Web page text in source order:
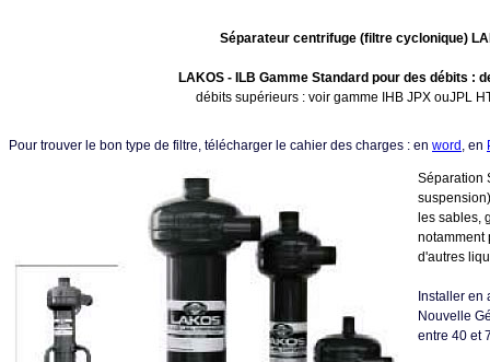
Séparateur centrifuge (filtre cyclonique)
LAKOS - ILB Gamme Standard pour des débits :
débits supérieurs : voir gamme IHB JPX ouJPL
Pour trouver le bon type de filtre, télécharger le cahier des charges : en word , en
Séparation
les sables,
notamment
d'autres
Installer
Nouvelle
entre 40 et